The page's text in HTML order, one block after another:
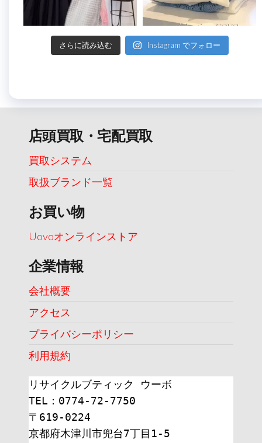
さらに読み込む Instagram でフォロー
店頭買取・宅配買取
買取システム
取扱ブランド一覧
お買い物
Uovoオンラインストア
企業情報
会社概要
アクセス
プライバシーポリシー
利用規約
リサイクルブティック ウーボ
TEL：0774-72-7750
〒619-0224
京都府木津川市兜台7丁目1-5